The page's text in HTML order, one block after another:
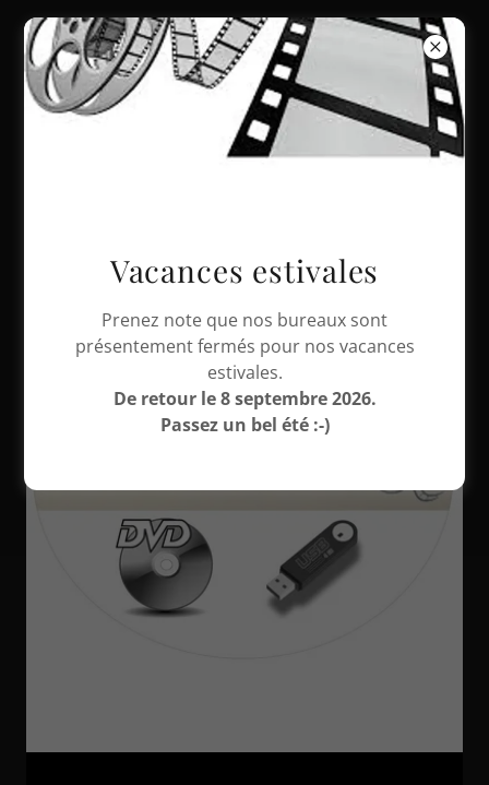
450-746-7432
DigitalSouvenir.
ca
Vacances estivales
Prenez note que nos bureaux sont
présentement fermés pour nos vacances
estivales.
De retour le 8 septembre 2026.
Passez un bel été :-)